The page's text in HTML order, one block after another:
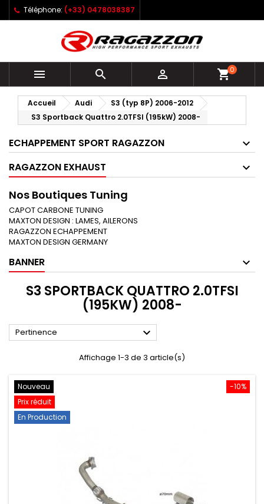
Téléphone: (+33) 0478038387
   shopping_cart0
Accueil Audi
S3 (typ 8P) 2006-2012
S3 Sportback Quattro 2.0TFSI (195kW) 2008-
ECHAPPEMENT SPORT RAGAZZON
RAGAZZON EXHAUST
Nos Boutiques Tuning
CAPOT CARBONE TUNING
MAXTON DESIGN : LAMES, AILERONS
RAGAZZON ECHAPPEMENT
MAXTON DESIGN GERMANY
BANNER
S3 SPORTBACK QUATTRO 2.0TFSI
(195KW) 2008-
Pertinence 
Affichage 1-3 de 3 article(s)
-10%
Nouveau
Prix réduit
En Production